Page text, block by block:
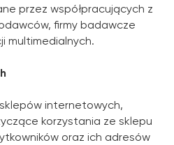
przez współpracujących z
firmy badawcze
multimedialnych.
internetowych,
korzystania ze sklepu
oraz ich adresów